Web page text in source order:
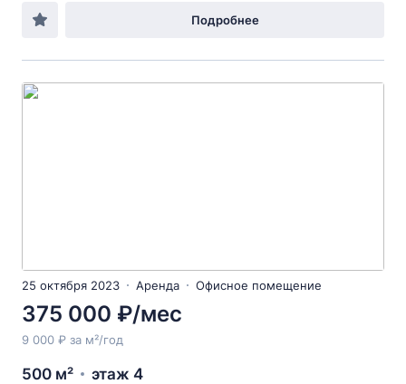
Подробнее
25 октября 2023 Аренда Офисное помещение
375 000 ₽/мес
9 000 ₽ за м²/год
500 м² этаж 4